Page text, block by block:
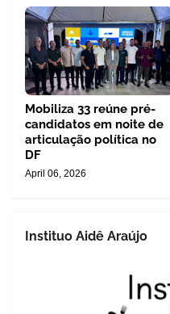
Mobiliza 33 reúne pré-
candidatos em noite de
articulação política no
DF
April 06, 2026
Instituo Aidê Araújo